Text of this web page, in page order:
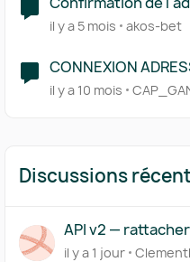
il y a 5 mois akos-bet
CONNEXION
il y a 10 mois
Discussions
API v2 —
(acompte/solde)
il y a 1 jour